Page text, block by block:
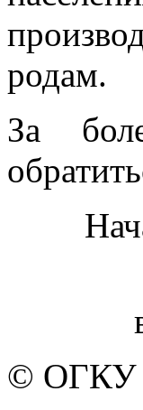
родам.
За
©